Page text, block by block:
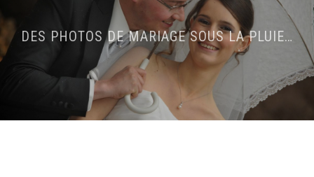
DES PHOTOS DE MARIAGE SOUS LA PLUIE…